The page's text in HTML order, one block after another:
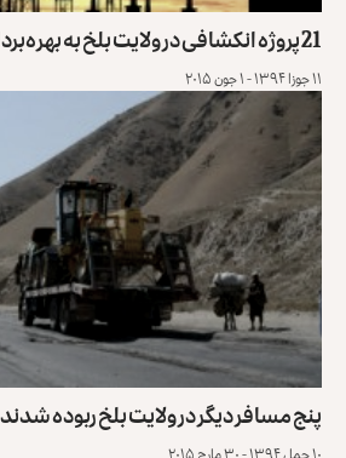
21 پروژه انکشافی در ولایت بلخ به بهره‌برداری سپرده شد
۱۱ جوزا ۱۳۹۴ - ۱ جون ۲۰۱۵
پنج مسافر دیگر در ولایت بلخ ربوده شدند